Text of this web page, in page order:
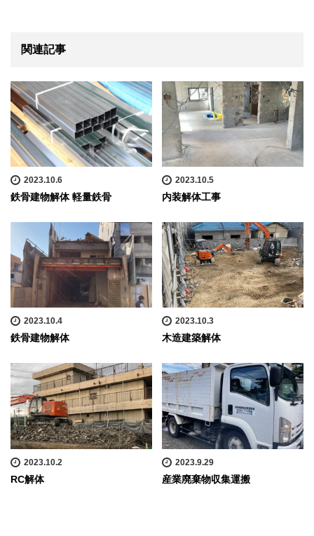
関連記事
2023.10.6
鉄骨建物解体 軽量鉄骨
2023.10.5
内装解体工事
2023.10.4
鉄骨建物解体
2023.10.3
木造建築解体
2023.10.2
RC解体
2023.9.29
産業廃棄物収集運搬